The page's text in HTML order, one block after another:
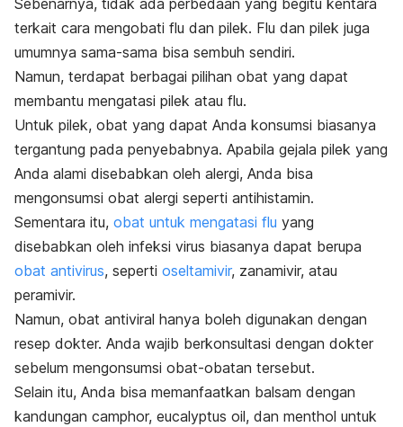
Sebenarnya, tidak ada perbedaan yang begitu kentara
terkait cara mengobati flu dan pilek. Flu dan pilek juga
umumnya sama-sama bisa sembuh sendiri.
Namun, terdapat berbagai pilihan obat yang dapat
membantu mengatasi pilek atau flu.
Untuk pilek, obat yang dapat Anda konsumsi biasanya
tergantung pada penyebabnya. Apabila gejala pilek yang
Anda alami disebabkan oleh alergi, Anda bisa
mengonsumsi obat alergi seperti antihistamin.
Sementara itu, obat untuk mengatasi flu yang
disebabkan oleh infeksi virus biasanya dapat berupa
obat antivirus, seperti oseltamivir, zanamivir, atau
peramivir.
Namun, obat antiviral hanya boleh digunakan dengan
resep dokter. Anda wajib berkonsultasi dengan dokter
sebelum mengonsumsi obat-obatan tersebut.
Selain itu, Anda bisa memanfaatkan balsam dengan
kandungan camphor, eucalyptus oil, dan menthol untuk